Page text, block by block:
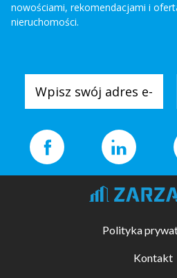
nowościami, rekomendacjami i
nieruchomości.
Polityka
Kontakt